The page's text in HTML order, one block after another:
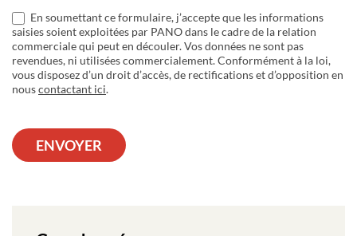
En soumettant ce formulaire, j’accepte que les informations
saisies soient exploitées par PANO dans le cadre de la relation
commerciale qui peut en découler. Vos données ne sont pas
revendues, ni utilisées commercialement. Conformément à la loi,
vous disposez d’un droit d’accès, de rectifications et d’opposition en
nouscontactant ici.
ENVOYER